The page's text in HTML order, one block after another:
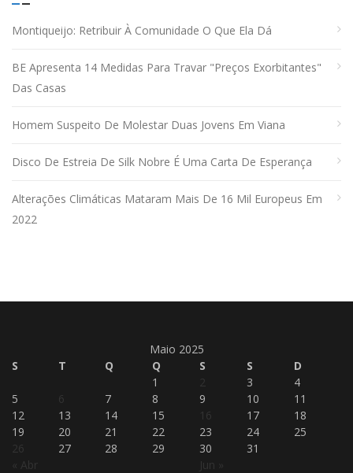
Montiqueijo: Retribuir À Comunidade O Que Ela Dá
BE Apresenta 14 Medidas Para Travar "preços Exorbitantes"
Das Casas
Homem Suspeito De Molestar Duas Jovens Em Viana
Disco De Estreia De Silk Nobre É Uma Carta De Esperança
Alterações Climáticas Mataram Mais De 16 Mil Europeus Em
2022
Maio 2025
S
T Q Q S S D
« Abr Jun »
1 2 3
4
5
6 7 8 9 10
11
12
13 14 15 16 17
18
19
20 21 22 23 24
25
26
27 28 29 30 31